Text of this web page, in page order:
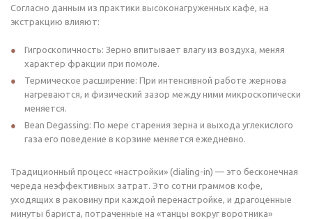
Согласно данным из практики высоконагруженных кафе, на
экстракцию влияют:
Гигроскопичность: Зерно впитывает влагу из воздуха, меняя
характер фракции при помоле.
Термическое расширение: При интенсивной работе жернова
нагреваются, и физический зазор между ними микроскопически
меняется.
Bean Degassing: По мере старения зерна и выхода углекислого
газа его поведение в корзине меняется ежедневно.
Традиционный процесс «настройки» (dialing-in) — это бесконечная
череда неэффективных затрат. Это сотни граммов кофе,
уходящих в раковину при каждой перенастройке, и драгоценные
минуты бариста, потраченные на «танцы вокруг воротника»